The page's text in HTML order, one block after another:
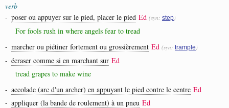
verb
- poser ou appuyer sur le pied, placer le pied Ed (syn: step)
For fools rush in where angels fear to tread
- marcher ou piétiner fortement ou grossièrement Ed (syn: trample )
- écraser comme si en marchant sur Ed
tread grapes to make wine
- accolade (arc d'un archer) en appuyant le pied contre le centre Ed
- appliquer (la bande de roulement) à un pneu Ed